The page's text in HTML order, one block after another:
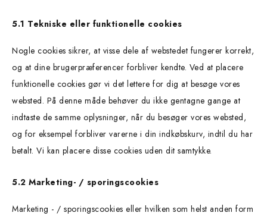
5.1 Tekniske eller funktionelle cookies
Nogle cookies sikrer, at visse dele af webstedet fungerer korrekt,
og at dine brugerpræferencer forbliver kendte. Ved at placere
funktionelle cookies gør vi det lettere for dig at besøge vores
websted. På denne måde behøver du ikke gentagne gange at
indtaste de samme oplysninger, når du besøger vores websted,
og for eksempel forbliver varerne i din indkøbskurv, indtil du har
betalt. Vi kan placere disse cookies uden dit samtykke.
5.2 Marketing- / sporingscookies
Marketing - / sporingscookies eller hvilken som helst anden form